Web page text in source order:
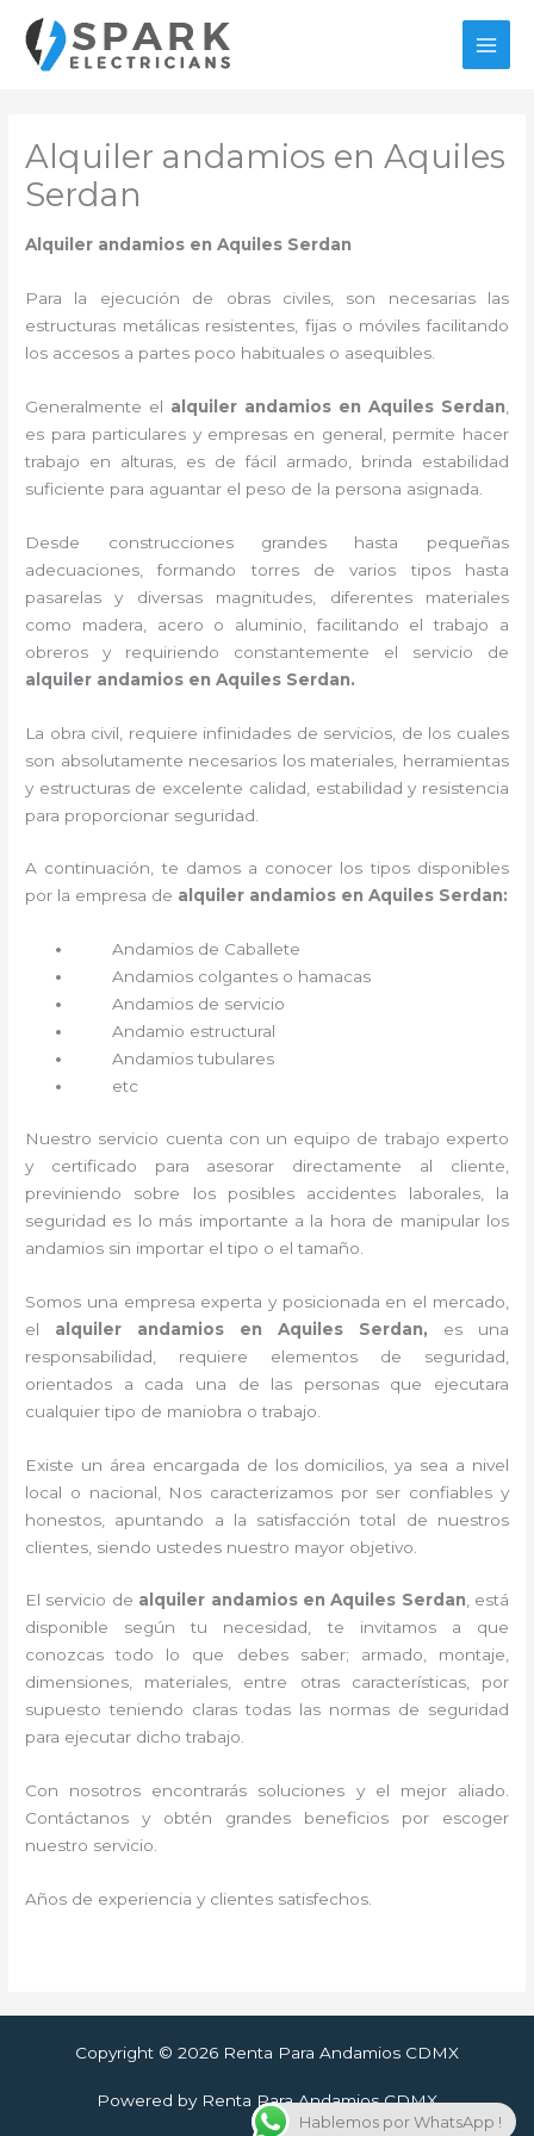
contenido
Alquiler andamios en Aquiles
Serdan
Alquiler andamios en Aquiles Serdan
Para la ejecución de obras civiles, son necesarias las
estructuras metálicas resistentes, fijas o móviles facilitando
los accesos a partes poco habituales o asequibles.
Generalmente el alquiler andamios en Aquiles Serdan
es para particulares y empresas en general, permite hacer
trabajo en alturas, es de fácil armado, brinda estabilidad
suficiente para aguantar el peso de la persona asignada.
Desde construcciones grandes hasta pequeñas
adecuaciones, formando torres de varios tipos hasta
pasarelas y diversas magnitudes, diferentes materiales
como madera, acero o aluminio, facilitando el trabajo a
obreros y requiriendo constantemente el servicio de
alquiler andamios en Aquiles Serdan.
La obra civil, requiere infinidades de servicios, de los cuales
son absolutamente necesarios los materiales, herramientas
y estructuras de excelente calidad, estabilidad y resistencia
para proporcionar seguridad.
A continuación, te damos a conocer los tipos disponibles
por la empresa de alquiler andamios en Aquiles Serdan:
Andamios de Caballete
Andamios colgantes o hamacas
Andamios de servicio
Andamio estructural
Andamios tubulares
etc
Nuestro servicio cuenta con un equipo de trabajo experto
y certificado para asesorar directamente al cliente,
previniendo sobre los posibles accidentes laborales, la
seguridad es lo más importante a la hora de manipular los
andamios sin importar el tipo o el tamaño.
Somos una empresa experta y posicionada en el mercado,
el alquiler andamios en Aquiles Serdan, es una
responsabilidad, requiere elementos de seguridad,
orientados a cada una de las personas que ejecutara
cualquier tipo de maniobra o trabajo.
Existe un área encargada de los domicilios, ya sea a nivel
local o nacional, Nos caracterizamos por ser confiables y
honestos, apuntando a la satisfacción total de nuestros
clientes, siendo ustedes nuestro mayor objetivo.
El servicio de alquiler andamios en Aquiles Serdan, está
disponible según tu necesidad, te invitamos a que
conozcas todo lo que debes saber; armado, montaje,
dimensiones, materiales, entre otras características, por
supuesto teniendo claras todas las normas de seguridad
para ejecutar dicho trabajo.
Con nosotros encontrarás soluciones y el mejor aliado.
Contáctanos y obtén grandes beneficios por escoger
nuestro servicio.
Años de experiencia y clientes satisfechos.
Copyright © 2026 Renta Para Andamios CDMX
Powered by Renta Para Andamios CDMX
Hablemos por WhatsApp !